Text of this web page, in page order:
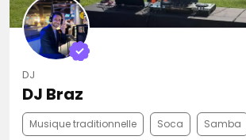
DJ
DJ Braz
Musique traditionnelle Soca Samba